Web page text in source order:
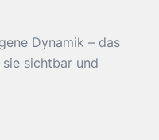
Dynamik – das
sichtbar und